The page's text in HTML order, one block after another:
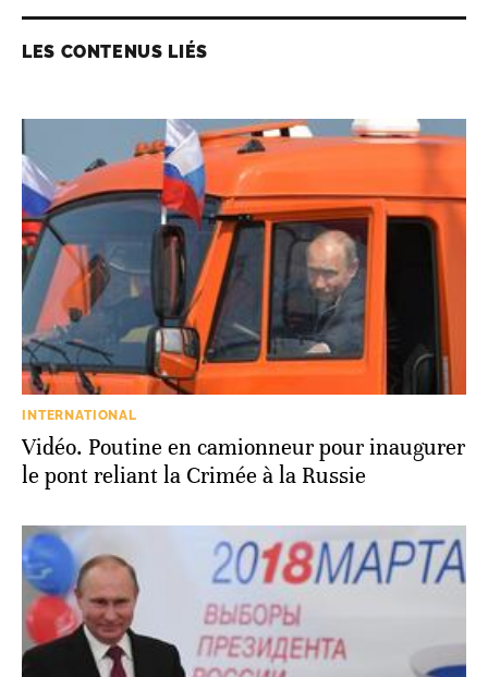
LES CONTENUS LIÉS
INTERNATIONAL
Vidéo. Poutine en camionneur pour inaugurer
le pont reliant la Crimée à la Russie